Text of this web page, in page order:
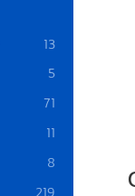
13
5
71
11
8